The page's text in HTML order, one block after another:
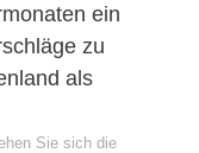
ein
zu
als
Sie sich die